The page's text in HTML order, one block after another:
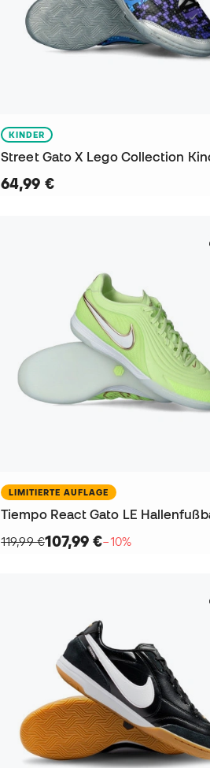
KINDER
64,99 €
LIMITIERTE AUFLAGE
119,99 €107,99 €−10%